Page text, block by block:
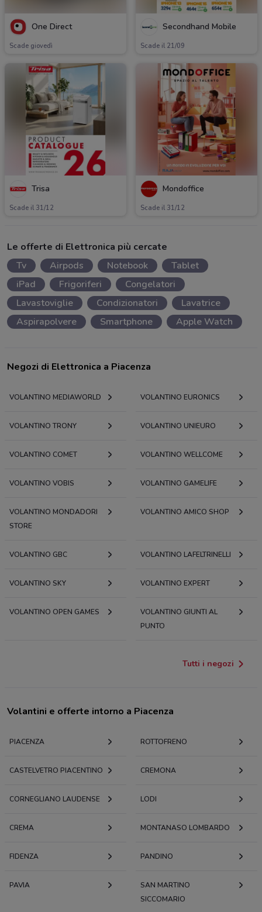
One Direct
Scade giovedì
Secondhand Mobile
Scade il 21/09
Trisa
Scade il 31/12
Mondoffice
Scade il 31/12
Le offerte di Elettronica più cercate
Tv
Airpods Notebook
Tablet
iPad
Frigoriferi
Congelatori
Lavastoviglie
Condizionatori
Lavatrice
Aspirapolvere
Smartphone Apple Watch
Negozi di Elettronica a Piacenza
VOLANTINO MEDIAWORLD VOLANTINO EURONICS
VOLANTINO TRONY VOLANTINO UNIEURO
VOLANTINO COMET VOLANTINO WELLCOME
VOLANTINO VOBIS VOLANTINO GAMELIFE
VOLANTINO MONDADORI
STORE
VOLANTINO AMICO SHOP
VOLANTINO GBC VOLANTINO LAFELTRINELLI
VOLANTINO SKY VOLANTINO EXPERT
VOLANTINO OPEN GAMES
VOLANTINO GIUNTI AL
PUNTO
Tutti i negozi
Volantini e offerte intorno a Piacenza
PIACENZA ROTTOFRENO
CASTELVETRO PIACENTINO CREMONA
CORNEGLIANO LAUDENSE LODI
CREMA MONTANASO LOMBARDO
FIDENZA PANDINO
PAVIA
SAN MARTINO
SICCOMARIO